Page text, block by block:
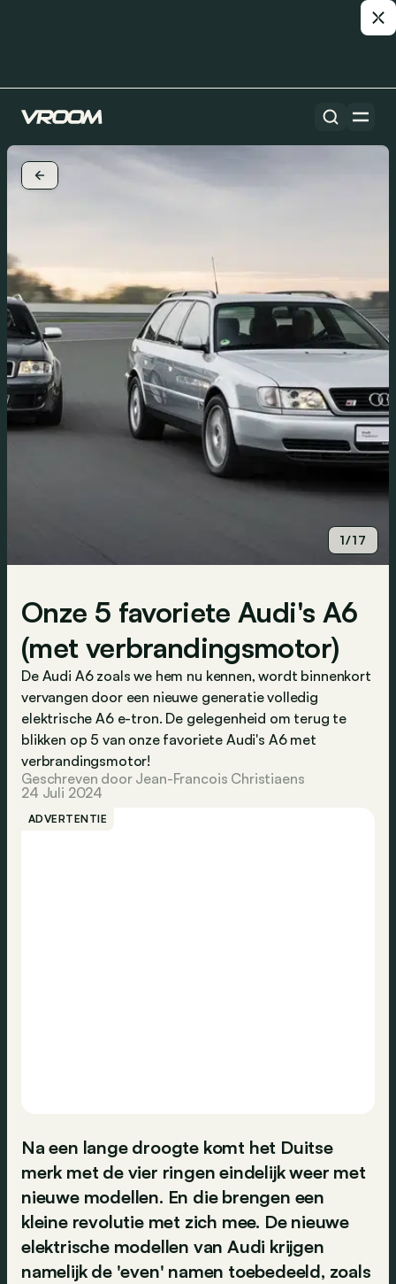
1/17
Onze 5 favoriete Audi's A6
(met verbrandingsmotor)
De Audi A6 zoals we hem nu kennen, wordt binnenkort
vervangen door een nieuwe generatie volledig
elektrische A6 e-tron. De gelegenheid om terug te
blikken op 5 van onze favoriete Audi's A6 met
verbrandingsmotor!
Geschreven door Jean-Francois Christiaens
24 Juli 2024
ADVERTENTIE
Na een lange droogte komt het Duitse
merk met de vier ringen eindelijk weer met
nieuwe modellen. En die brengen een
kleine revolutie met zich mee. De nieuwe
elektrische modellen van Audi krijgen
namelijk de 'even' namen toebedeeld, zoals